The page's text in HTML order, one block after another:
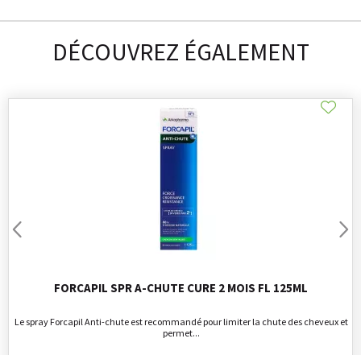
DÉCOUVREZ ÉGALEMENT
FORCAPIL SPR A-CHUTE CURE 2 MOIS FL 125ML
Le spray Forcapil Anti-chute est recommandé pour limiter la chute des cheveux et
permet...